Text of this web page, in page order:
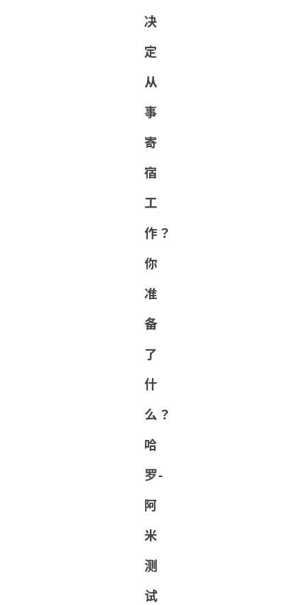
决
定
从
事
寄
宿
工
作？
你
准
备
了
什
么？
哈
罗-
阿
米
测
试